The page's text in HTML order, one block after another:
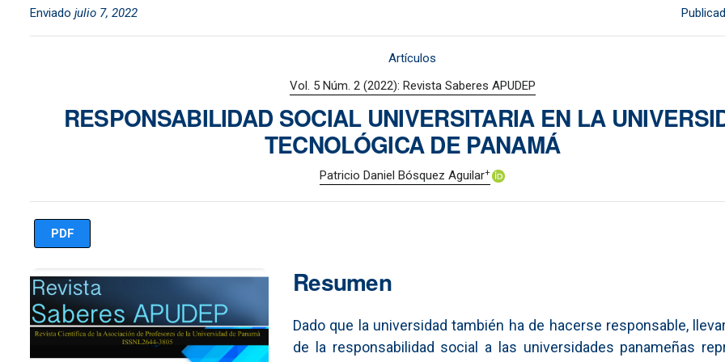
Enviado julio 7, 2022
Artículos
Vol. 5 Núm. 2 (2022): Revista Saberes APUDEP
RESPONSABILIDAD SOCIAL UNIVERSITARIA EN LA
TECNOLÓGICA DE PANAMÁ
Patricio Daniel Bósquez Aguilar+
PDF
Imagen de portada Resumen
Dado que la universidad también ha de hacerse responsable,
de la responsabilidad social a las universidades panameñas